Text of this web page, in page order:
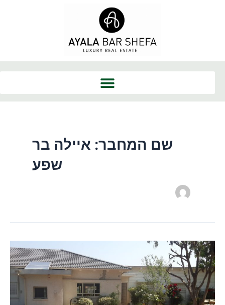
שם המחבר: איילה בר
שפע
הנחלה
שלי,
הבית
שלי